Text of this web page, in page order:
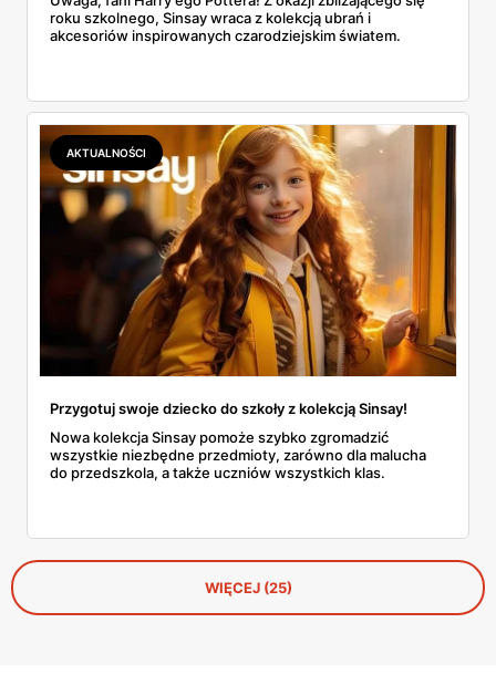
roku szkolnego, Sinsay wraca z kolekcją ubrań i
akcesoriów inspirowanych czarodziejskim światem.
AKTUALNOŚCI
Przygotuj swoje dziecko do szkoły z kolekcją Sinsay!
Nowa kolekcja Sinsay pomoże szybko zgromadzić
wszystkie niezbędne przedmioty, zarówno dla malucha
do przedszkola, a także uczniów wszystkich klas.
WIĘCEJ (25)